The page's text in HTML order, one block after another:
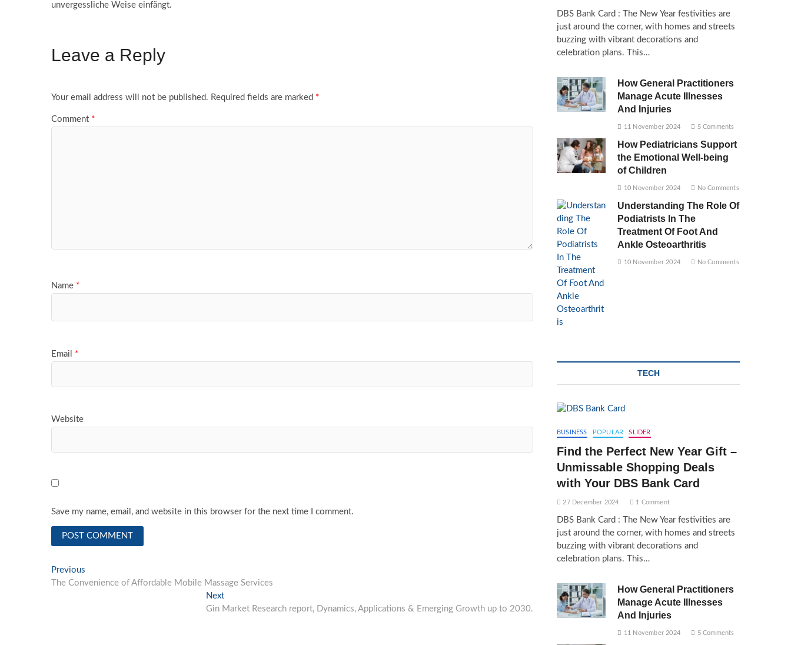
unvergessliche Weise einfängt.
Leave a Reply
Your email address will not be published. Required fields are marked *
Comment *
Name *
Email *
Website
Save my name, email, and website in this browser for the next time I comment.
Post
navigation
Previous
post:
The Convenience of Affordable Mobile Massage Services
NextNext
post:
Gin Market Research report, Dynamics, Applications & Emerging Growth up to 2030.
DBS Bank Card : The New Year festivities are
just around the corner, with homes and streets
buzzing with vibrant decorations and
celebration plans. This…
How General Practitioners
Manage Acute Illnesses
And Injuries
11 November 2024 5 Comments
How Pediatricians Support
the Emotional Well-being
of Children
10 November 2024 No Comments
Understanding The Role Of
Podiatrists In The
Treatment Of Foot And
Ankle Osteoarthritis
10 November 2024 No Comments
TECH
BUSINESS POPULAR SLIDER
Find the Perfect New Year Gift –
Unmissable Shopping Deals
with Your DBS Bank Card
27 December 2024 1 Comment
DBS Bank Card : The New Year festivities are
just around the corner, with homes and streets
buzzing with vibrant decorations and
celebration plans. This…
How General Practitioners
Manage Acute Illnesses
And Injuries
11 November 2024 5 Comments